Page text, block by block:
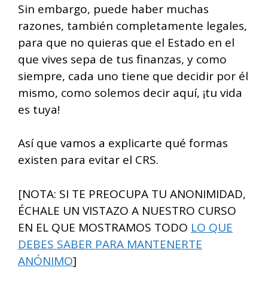
Sin embargo, puede haber muchas
razones, también completamente legales,
para que no quieras que el Estado en el
que vives sepa de tus finanzas, y como
siempre, cada uno tiene que decidir por él
mismo, como solemos decir aquí, ¡tu vida
es tuya!
Así que vamos a explicarte qué formas
existen para evitar el CRS.
[NOTA: SI TE PREOCUPA TU ANONIMIDAD,
ÉCHALE UN VISTAZO A NUESTRO CURSO
EN EL QUE MOSTRAMOS TODO LO QUE
DEBES SABER PARA MANTENERTE
ANÓNIMO]